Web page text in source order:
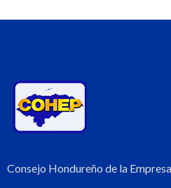
Consejo Hondureño de la